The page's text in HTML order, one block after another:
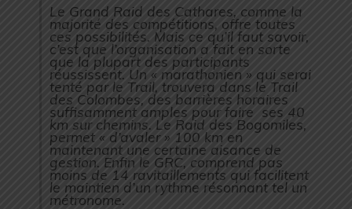
Le Grand Raid des Cathares, comme la
majorité des compétitions, offre toutes
ces possibilités. Mais ce qu’il faut savoir,
c’est que l’organisation a fait en sorte
que la plupart des participants
réussissent. Un « marathonien » qui serai
tenté par le Trail, trouvera dans le Trail
des Colombes, des barrières horaires
suffisamment amples pour faire ses 40
km sur chemins. Le Raid des Bogomiles,
permet « d’avaler » 100 km en
maintenant une certaine aisance de
gestion. Enfin le GRC, comprend pas
moins de 14 ravitaillements qui facilitent
le maintien d’un rythme résonnant tel un
métronome.